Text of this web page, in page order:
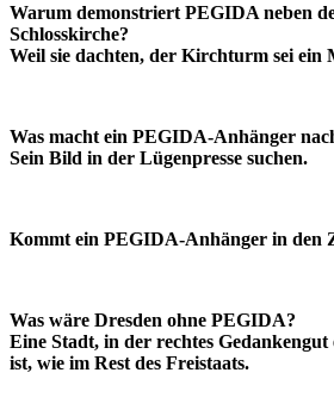
Warum demonstriert PEGIDA neben
Schlosskirche?
Weil sie dachten, der Kirchturm sei ein
Was macht ein PEGIDA-Anhänger
Sein Bild in der Lügenpresse suchen.
Kommt ein PEGIDA-Anhänger in den
Was wäre Dresden ohne PEGIDA?
Eine Stadt, in der rechtes
ist, wie im Rest des Freistaats.